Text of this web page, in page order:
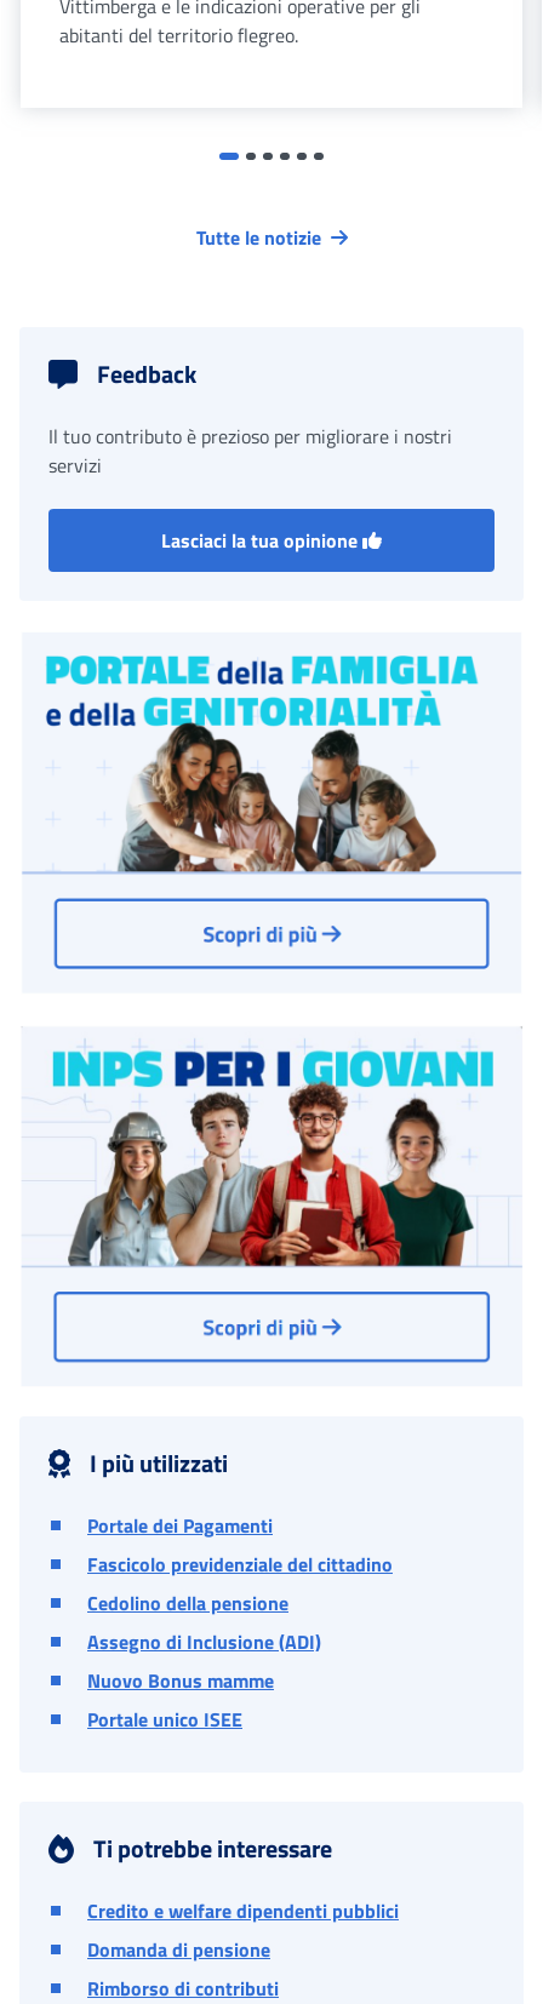
Vittimberga e le indicazioni operative per gli
abitanti del territorio flegreo.
Tutte le notizie
Feedback
Il tuo contributo è prezioso per migliorare i nostri
servizi
Lasciaci la tua opinione
I più utilizzati
Portale dei Pagamenti
Fascicolo previdenziale del cittadino
Cedolino della pensione
Assegno di Inclusione (ADI)
Nuovo Bonus mamme
Portale unico ISEE
Ti potrebbe interessare
Credito e welfare dipendenti pubblici
Domanda di pensione
Rimborso di contributi